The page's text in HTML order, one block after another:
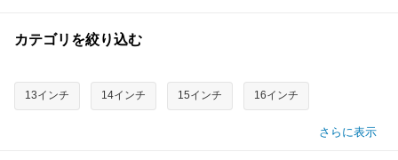
カテゴリを絞り込む
13インチ 14インチ 15インチ 16インチ
さらに表示